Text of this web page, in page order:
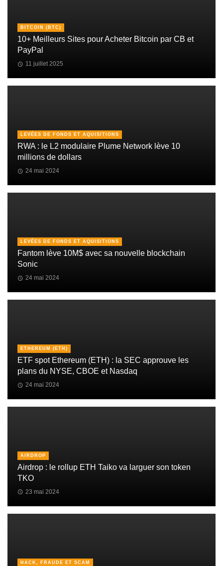
BITCOIN (BTC)
10+ Meilleurs Sites pour Acheter Bitcoin par CB et
PayPal
11 juillet 2025
LEVÉES DE FONDS ET AQUISITIONS
RWA : le L2 modulaire Plume Network lève 10
millions de dollars
24 mai 2024
LEVÉES DE FONDS ET AQUISITIONS
Fantom lève 10M$ avec sa nouvelle blockchain
Sonic
24 mai 2024
ETHEREUM (ETH)
ETF spot Ethereum (ETH) : la SEC approuve les
plans du NYSE, CBOE et Nasdaq
24 mai 2024
AIRDROP
Airdrop : le rollup ETH Taiko va larguer son token
TKO
23 mai 2024
HACK, FRAUDE ET SCAM